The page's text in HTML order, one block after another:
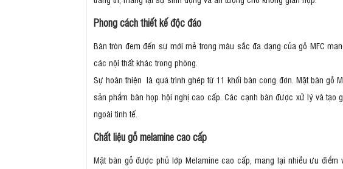
Phong cách thiết kế độc đáo
Bàn tròn đem đến sự mới mẻ trong màu sắc đa dạng của gỗ MFC
các nội thất khác trong phòng.
Sự hoàn thiện là quá trình ghép từ 11 khối bàn cong đơn. Mặt bàn gỗ
sản phẩm bàn họp hội nghị cao cấp. Các cạnh bàn được xử lý và tạo
ngoài tinh tế.
Chất liệu gỗ melamine cao cấp
Mặt bàn gỗ được phủ lớp Melamine cao cấp, mang lại nhiều ưu